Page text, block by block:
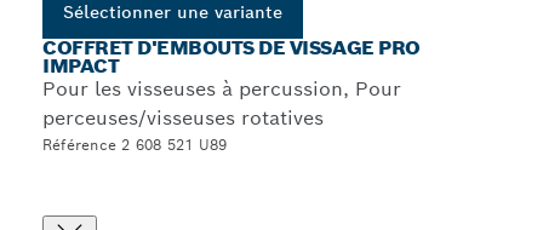
Sélectionner une variante
COFFRET D'EMBOUTS DE VISSAGE PRO
IMPACT
Pour les visseuses à percussion, Pour
perceuses/visseuses rotatives
Référence 2 608 521 U89